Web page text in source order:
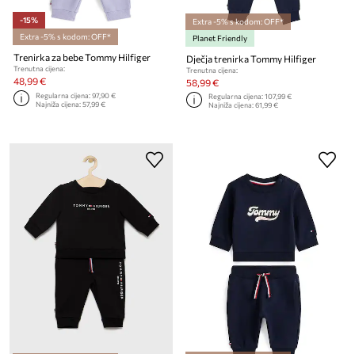
-15%
Extra -5% s kodom: OFF*
Trenirka za bebe Tommy Hilfiger
Trenutna cijena:
48,99 €
Regularna cijena:97,90 €
Najniža cijena:57,99 €
Extra -5% s kodom: OFF*
Planet Friendly
Dječja trenirka Tommy Hilfiger
Trenutna cijena:
58,99 €
Regularna cijena:107,99 €
Najniža cijena:61,99 €